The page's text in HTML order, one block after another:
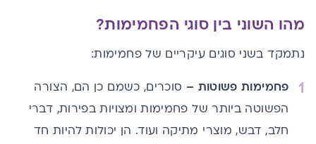
מהו השוני בין סוגי הפחמימות?
נתמקד בשני סוגים עיקריים של פחמימות:
פחמימות פשוטות – סוכרים, כשמם כן הם, הצורה
הפשוטה ביותר של פחמימות ומצויות בפירות, דברי
חלב, דבש, מוצרי מתיקה ועוד. הן יכולות להיות חד